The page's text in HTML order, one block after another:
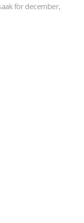
för december,